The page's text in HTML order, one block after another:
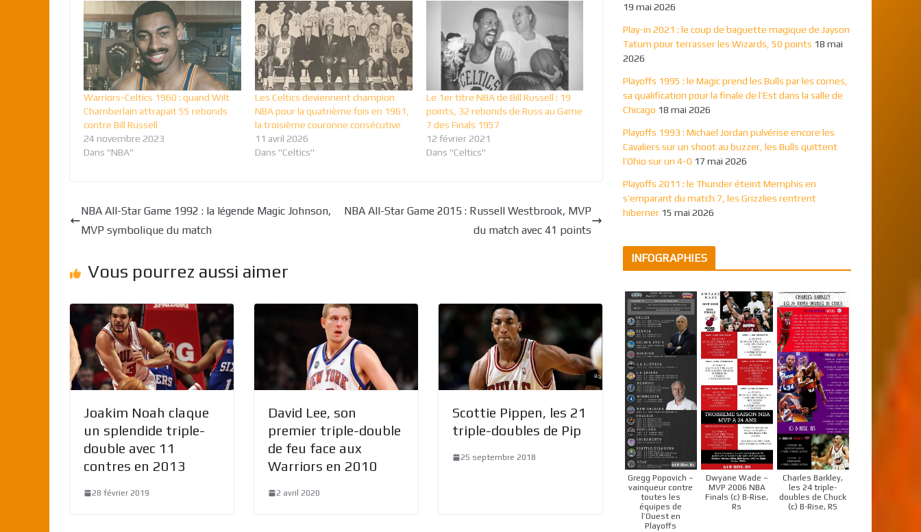
Warriors-Celtics 1960 : quand Wilt
Chamberlain attrapait 55 rebonds
contre Bill Russell
24 novembre 2023
Dans "NBA"
Les Celtics deviennent champion
NBA pour la quatrième fois en 1961,
la troisième couronne consécutive
11 avril 2026
Dans "Celtics"
Le 1er titre NBA de Bill Russell : 19
points, 32 rebonds de Russ au Game
7 des Finals 1957
12 février 2021
Dans "Celtics"
NBA All-Star Game 1992 : la légende Magic Johnson,
MVP symbolique du match
NBA All-Star Game 2015 : Russell Westbrook, MVP
du match avec 41 points
Vous pourrez aussi aimer
Joakim Noah claque
un splendide triple-
double avec 11
contres en 2013
28 février 2019
David Lee, son
premier triple-double
de feu face aux
Warriors en 2010
2 avril 2020
Scottie Pippen, les 21
triple-doubles de Pip
25 septembre 2018
19 mai 2026
Play-in 2021 : le coup de baguette magique de Jayson
Tatum pour terrasser les Wizards, 50 points 18 mai
2026
Playoffs 1995 : le Magic prend les Bulls par les cornes,
sa qualification pour la finale de l’Est dans la salle de
Chicago 18 mai 2026
Playoffs 1993 : Michael Jordan pulvérise encore les
Cavaliers sur un shoot au buzzer, les Bulls quittent
l’Ohio sur un 4-0 17 mai 2026
Playoffs 2011 : le Thunder éteint Memphis en
s’emparant du match 7, les Grizzlies rentrent
hiberner 15 mai 2026
INFOGRAPHIES
Gregg Popovich –
vainqueur contre
toutes les
équipes de
l’Ouest en
Playoffs
Dwyane Wade –
MVP 2006 NBA
Finals (c) B-Rise,
Rs
Charles Barkley,
les 24 triple-
doubles de Chuck
(c) B-Rise, RS